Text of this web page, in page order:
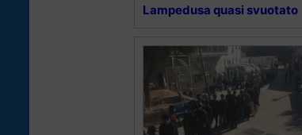
Lampedusa quasi svuotato